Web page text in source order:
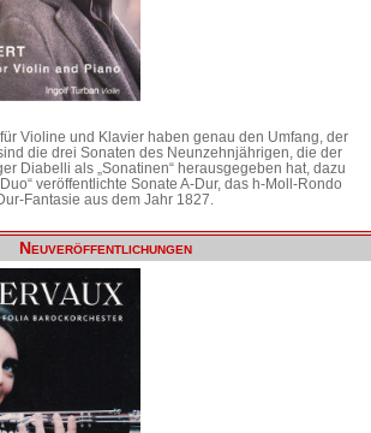
Violine und Klavier haben genau den Umfang, der
die drei Sonaten des Neunzehnjährigen, die der
Diabelli als „Sonatinen“ herausgegeben hat, dazu
veröffentlichte Sonate A-Dur, das h-Moll-Rondo
Fantasie aus dem Jahr 1827.
Neuveröffentlichungen